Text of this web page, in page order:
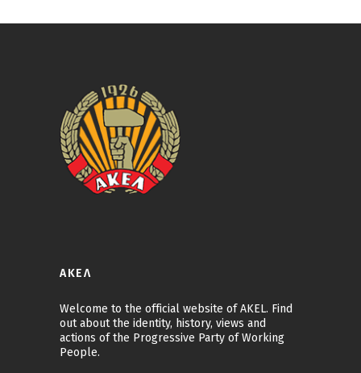
ΑΚΕΛ
Welcome to the official website of AKEL. Find
out about the identity, history, views and
actions of the Progressive Party of Working
People.